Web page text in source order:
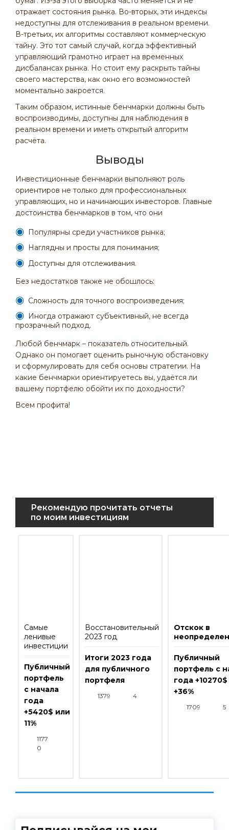
отражает состояния рынка. Во-вторых, эти индексы
недоступны для отслеживания в реальном времени.
В-третьих, их алгоритмы составляют коммерческую
тайну. Это тот самый случай, когда эффективный
управляющий грамотно играет на временных
дисбалансах рынка. Но стоит ему раскрыть тайны
своего мастерства, как окно его возможностей
моментально закроется.
Таким образом, истинные бенчмарки должны быть
воспроизводимы, доступны для наблюдения в
реальном времени и иметь открытый алгоритм
расчёта.
Выводы
Инвестиционные бенчмарки выполняют роль
ориентиров не только для профессиональных
управляющих, но и начинающих инвесторов. Главные
достоинства бенчмарков в том, что они
Популярны среди участников рынка;
Наглядны и просты для понимания;
Доступны для отслеживания.
Без недостатков также не обошлось:
Сложность для точного воспроизведения;
Иногда отражают субъективный, не всегда
прозрачный подход.
Любой бенчмарк – показатель относительный.
Однако он помогает оценить рыночную обстановку
и сформулировать для себя основы стратегии. На
какие бенчмарки ориентируетесь вы, удаётся ли
вашему портфелю обойти их по доходности?
Всем профита!
Рекомендую прочитать отчеты
по моим инвестициям
Самые
ленивые
инвестиции
Публичный
портфель
с начала
года
+5420$ или
11%
1177
0
Восстановительный
2023 год
Итоги 2023 года
для публичного
портфеля
1379 4
Отскок в
Публичный
портфель с
года
+36%
1709 5